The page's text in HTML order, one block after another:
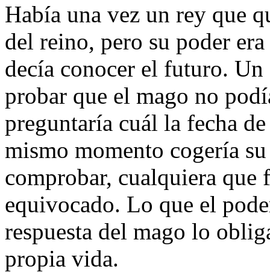
Había una vez un rey que
del reino, pero su poder
decía conocer el futuro. Un
probar que el mago no
preguntaría cuál la fecha
mismo momento cogería
comprobar, cualquiera que
equivocado. Lo que el
respuesta del mago lo
propia vida.